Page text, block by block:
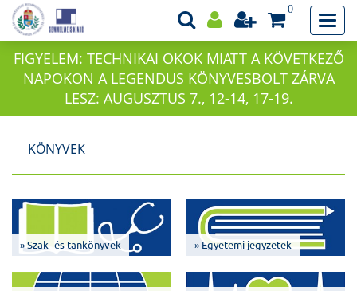
0
FIGYELEM: TECHNIKAI OKOK MIATT A KÖVETKEZŐ
NAPOKON A LEGENDUS KÖNYVESBOLT ZÁRVA
LESZ: AUGUSZTUS 7., 12-14, 17-19.
KÖNYVEK
» Szak- és tankönyvek » Egyetemi jegyzetek